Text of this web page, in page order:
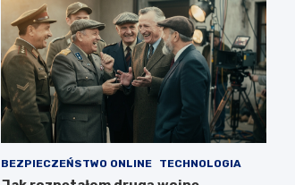
BEZPIECZEŃSTWO ONLINE TECHNOLOGIA